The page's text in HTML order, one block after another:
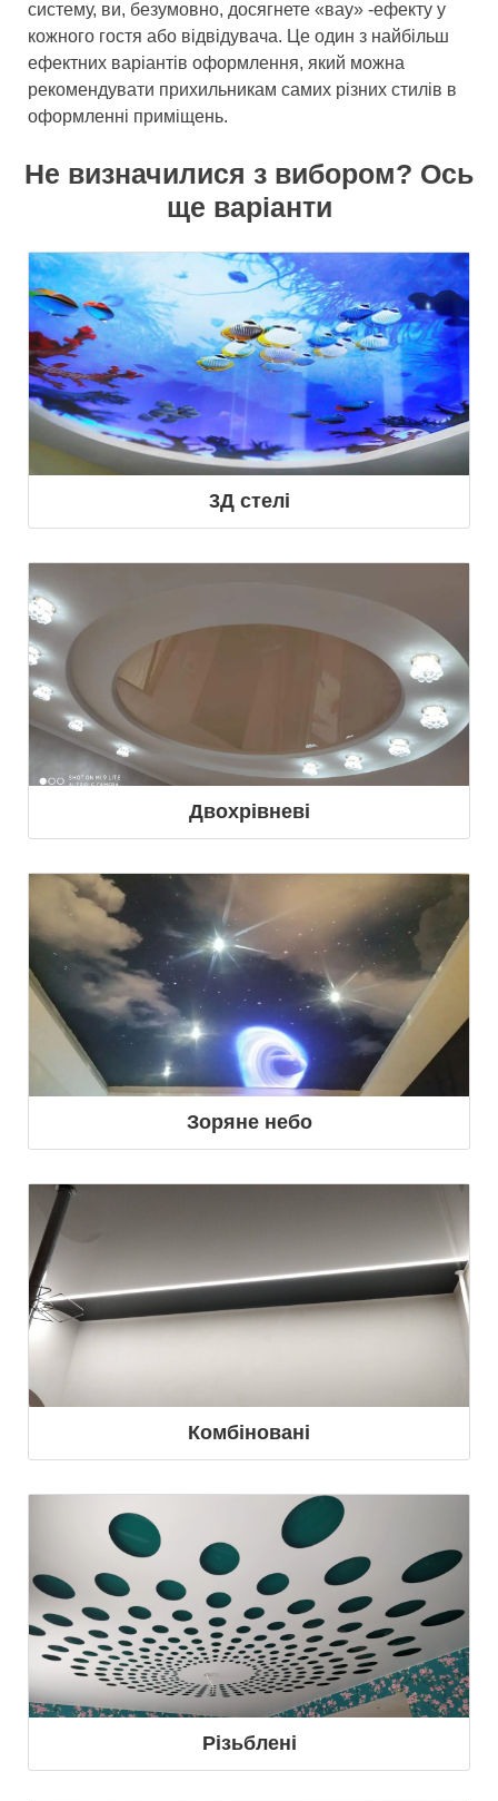
систему, ви, безумовно, досягнете «вау» -ефекту у
кожного гостя або відвідувача. Це один з найбільш
ефектних варіантів оформлення, який можна
рекомендувати прихильникам самих різних стилів в
оформленні приміщень.
Не визначилися з вибором? Ось
ще варіанти
3Д стелі
Двохрівневі
Зоряне небо
Комбіновані
Різьблені